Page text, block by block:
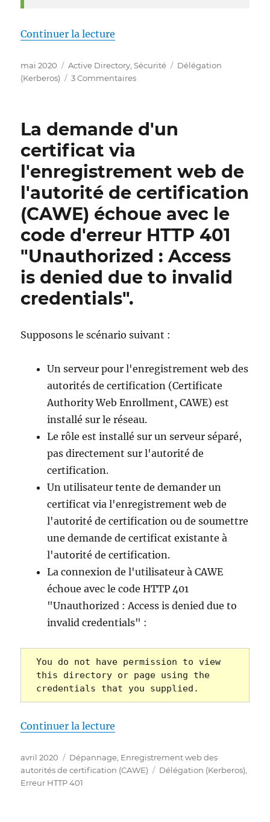
Continuer la lecture
Publié
le
mai 2020 Catégories
Active Directory ,Sécurité Étiquettes
Délégation
(Kerberos)
3 Commentairessur
Delegierungseinstellungen
La demande d'un
certificat via
l'enregistrement web de
l'autorité de certification
(CAWE) échoue avec le
code d'erreur HTTP 401
"Unauthorized : Access
is denied due to invalid
credentials".
Supposons le scénario suivant :
Un serveur pour l'enregistrement web des
autorités de certification (Certificate
Authority Web Enrollment, CAWE) est
installé sur le réseau.
Le rôle est installé sur un serveur séparé,
pas directement sur l'autorité de
certification.
Un utilisateur tente de demander un
certificat via l'enregistrement web de
l'autorité de certification ou de soumettre
une demande de certificat existante à
l'autorité de certification.
La connexion de l'utilisateur à CAWE
échoue avec le code HTTP 401
"Unauthorized : Access is denied due to
invalid credentials" :
You do not have permission to view
this directory or page using the
credentials that you supplied.
Continuer la lecture
Publié
le
avril 2020 Catégories
Dépannage Enregistrement web des
autorités de certification (CAWE)
Étiquettes
Délégation (Kerberos)
Erreur HTTP 401